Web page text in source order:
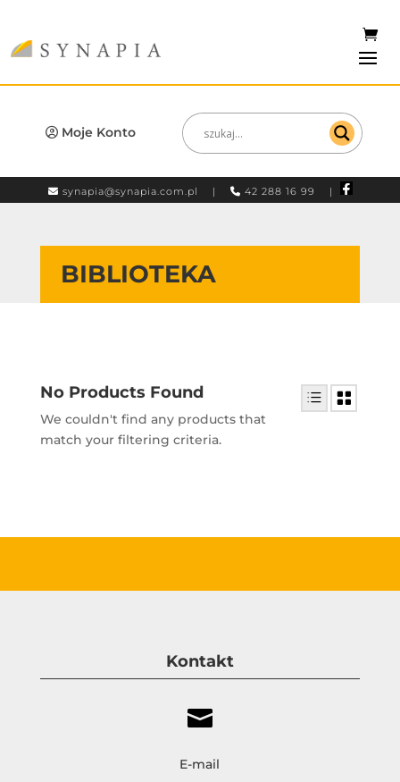
Moje Konto
synapia@synapia.com.pl | 42 288 16 99 |
BIBLIOTEKA
No Products Found
We couldn't find any products that
match your filtering criteria.
Kontakt

E-mail